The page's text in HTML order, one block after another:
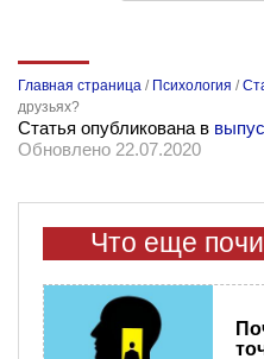
Главная страница / Психология /
друзьях?
Статья опубликована в
Обновлено 22.07.2020
Что еще